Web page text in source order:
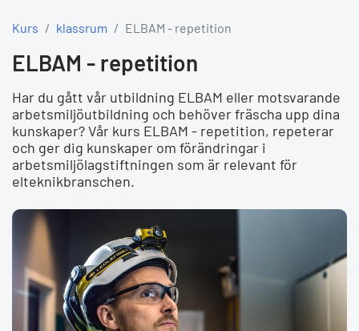
Kurs klassrum ELBAM - repetition
ELBAM - repetition
Har du gått vår utbildning ELBAM eller motsvarande
arbetsmiljöutbildning och behöver fräscha upp dina
kunskaper? Vår kurs ELBAM - repetition, repeterar
och ger dig kunskaper om förändringar i
arbetsmiljölagstiftningen som är relevant för
elteknikbranschen.